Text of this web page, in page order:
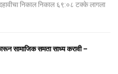
निकाल निकाल ६९:०८ टक्के लागला
सामाजिक समता साध्य करावी –